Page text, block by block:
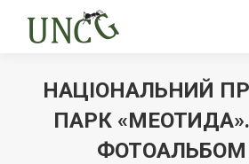
НАЦІОНАЛЬНИЙ
ПАРК
ФОТОАЛЬБОМ